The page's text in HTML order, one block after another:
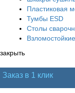
Пластиковая
Тумбы ESD
Столы
закрыть
Заказ в 1 клик